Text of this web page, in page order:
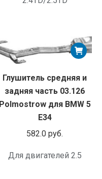
Глушитель средняя и
задняя часть 03.126
Polmostrow для BMW 5
E34
582.0 руб.
Для двигателей 2.5